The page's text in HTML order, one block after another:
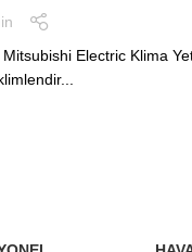
Electric Klima